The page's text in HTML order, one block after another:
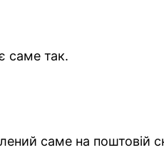
саме так.
саме на поштовій